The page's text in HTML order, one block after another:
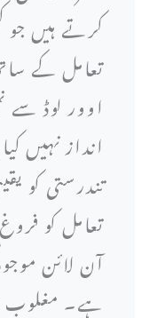
کرتے ہیں
تعامل کے
اوور لوڈ سے
انداز نہیں
تندرستی کو
تعامل کو
آن لائن
ہے۔ مغلوب